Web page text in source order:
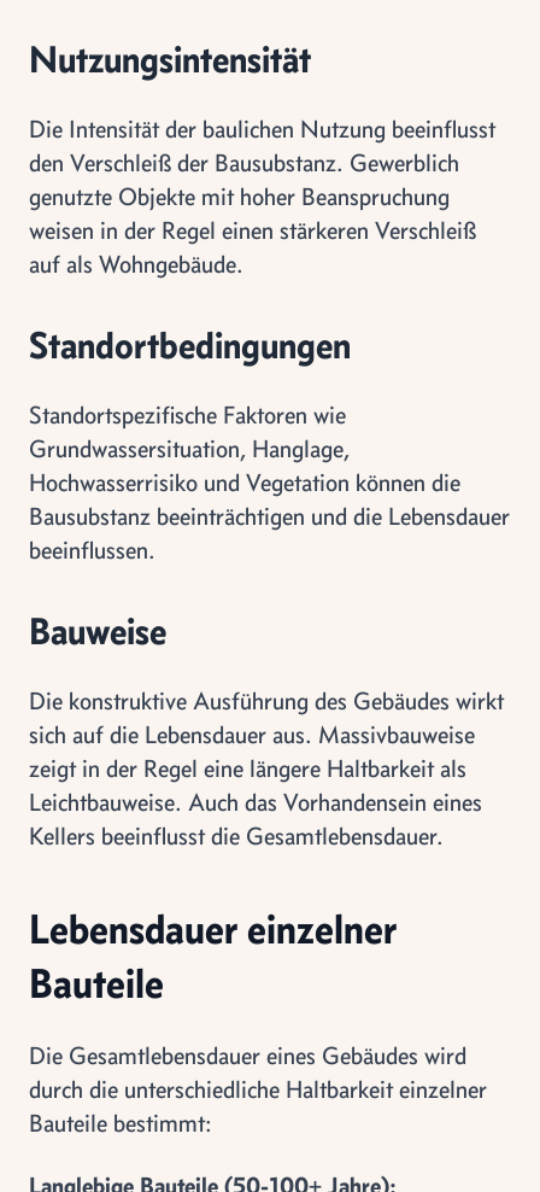
Nutzungsintensität
Die Intensität der baulichen Nutzung beeinflusst
den Verschleiß der Bausubstanz. Gewerblich
genutzte Objekte mit hoher Beanspruchung
weisen in der Regel einen stärkeren Verschleiß
auf als Wohngebäude.
Standortbedingungen
Standortspezifische Faktoren wie
Grundwassersituation, Hanglage,
Hochwasserrisiko und Vegetation können die
Bausubstanz beeinträchtigen und die Lebensdauer
beeinflussen.
Bauweise
Die konstruktive Ausführung des Gebäudes wirkt
sich auf die Lebensdauer aus. Massivbauweise
zeigt in der Regel eine längere Haltbarkeit als
Leichtbauweise. Auch das Vorhandensein eines
Kellers beeinflusst die Gesamtlebensdauer.
Lebensdauer einzelner
Bauteile
Die Gesamtlebensdauer eines Gebäudes wird
durch die unterschiedliche Haltbarkeit einzelner
Bauteile bestimmt:
Langlebige Bauteile (50-100+ Jahre):